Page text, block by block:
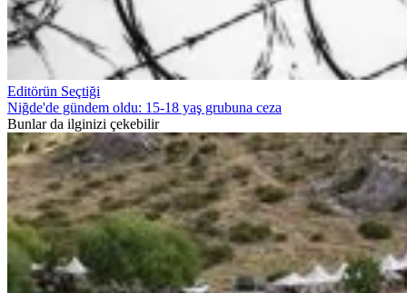
Editörün Seçtiği
Niğde'de gündem oldu: 15-18 yaş grubuna ceza
Bunlar da ilginizi çekebilir